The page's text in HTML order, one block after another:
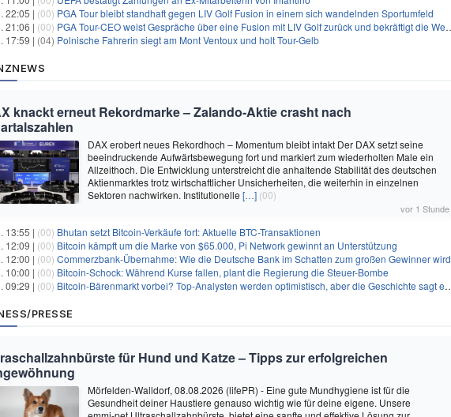
22:05 | (00) PGA Tour bleibt standhaft gegen LIV Golf Fusion in einem sich wandelnden Sportumfeld
21:06 | (00) PGA Tour-CEO weist Gespräche über eine Fusion mit LIV Golf zurück und bekräftigt die Wettbewerbslandschaft
17:59 | (04) Polnische Fahrerin siegt am Mont Ventoux und holt Tour-Gelb
knackt erneut Rekordmarke – Zalando-Aktie crasht nach
DAX erobert neues Rekordhoch – Momentum bleibt intakt Der DAX setzt seine
beeindruckende Aufwärtsbewegung fort und markiert zum wiederholten Male ein
Allzeithoch. Die Entwicklung unterstreicht die anhaltende Stabilität des deutschen
Aktienmarktes trotz wirtschaftlicher Unsicherheiten, die weiterhin in einzelnen
Sektoren nachwirken. Institutionelle […] (00)
vor 1 Stunde
13:55 | (00) Bhutan setzt Bitcoin-Verkäufe fort: Aktuelle BTC-Transaktionen
12:09 | (00) Bitcoin kämpft um die Marke von $65.000, Pi Network gewinnt an Unterstützung
12:00 | (00) Commerzbank-Übernahme: Wie die Deutsche Bank im Schatten zum großen Gewinner wird
10:00 | (00) Bitcoin-Schock: Während Kurse fallen, plant die Regierung die Steuer-Bombe
09:29 | (00) Bitcoin-Bärenmarkt vorbei? Top-Analysten werden optimistisch, aber die Geschichte sagt etwas anderes
PRESSE
für Hund und Katze – Tipps zur erfolgreichen
Mörfelden-Walldorf, 08.08.2026 (lifePR) - Eine gute Mundhygiene ist für die
Gesundheit deiner Haustiere genauso wichtig wie für deine eigene. Unsere